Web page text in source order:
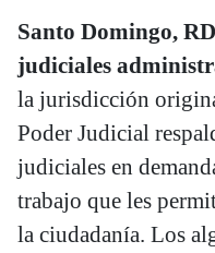
Santo Domingo, RD
judiciales
la jurisdicción
Poder Judicial
judiciales en
trabajo que les
la ciudadanía. Los